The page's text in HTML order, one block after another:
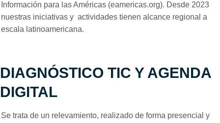
Información para las Américas (eamericas.org). Desde 2023
nuestras iniciativas y actividades tienen alcance regional a
escala latinoamericana.
DIAGNÓSTICO TIC Y AGENDA
DIGITAL
Se trata de un relevamiento, realizado de forma presencial y